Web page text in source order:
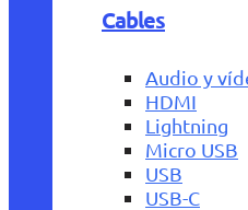
Cables
Audio y
HDMI
Lightning
Micro USB
USB
USB-C